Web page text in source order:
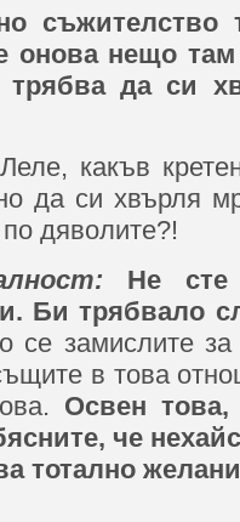
съжителство
онова нещо
трябва да си
какъв
да си хвърля
дяволите?!
Не сте
Би трябвало
се замислите
в това
Освен
че
тотално